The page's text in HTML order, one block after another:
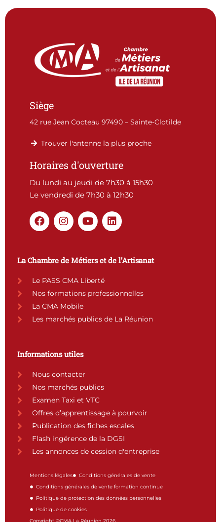
Siège
42 rue Jean Cocteau 97490 – Sainte-Clotilde
Trouver l'antenne la plus proche
Horaires d'ouverture
Du lundi au jeudi de 7h30 à 15h30
Le vendredi de 7h30 à 12h30
F
a
o
o
k
I
n
a
g
r
a
m
Y
o
b
e
L
i
e
d
La Chambre de Métiers et de l’Artisanat
Le PASS CMA Liberté
Nos formations professionnelles
La CMA Mobile
Les marchés publics de La Réunion
Informations utiles
Nous contacter
Nos marchés publics
Examen Taxi et VTC
Offres d’apprentissage à pourvoir
Publication des fiches escales
Flash ingérence de la DGSI
Les annonces de cession d'entreprise
Mentions légales
Conditions générales de vente
Conditions générales de vente formation continue
Politique de protection des données personnelles
Politique de cookies